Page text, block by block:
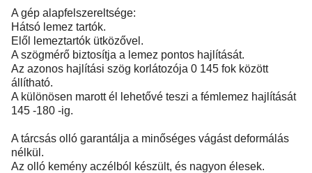
A gép alapfelszereltsége:
Hátsó lemez tartók.
Elől lemeztartók ütközővel.
A szögmérő biztosítja a lemez pontos hajlítását.
Az azonos hajlítási szög korlátozója 0 145 fok között
állítható.
A különösen marott él lehetővé teszi a fémlemez hajlítását
145 -180 -ig.
A tárcsás olló garantálja a minőséges vágást deformálás
nélkül.
Az olló kemény aczélból készült, és nagyon élesek.